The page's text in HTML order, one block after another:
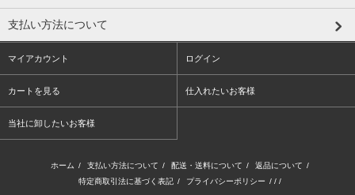
支払い方法について
マイアカウント ログイン
カートを見る 仕入れたいお客様
当社に卸したいお客様
ホーム / 支払い方法について / 配送・送料について / 返品について /
特定商取引法に基づく表記 / プライバシーポリシー / / /